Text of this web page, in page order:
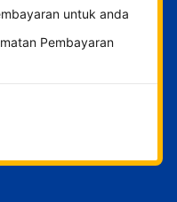
untuk anda
Pembayaran